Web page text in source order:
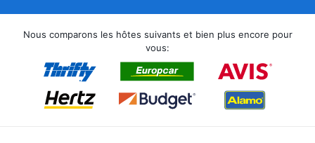
Nous comparons les hôtes suivants et bien plus encore pour
vous: